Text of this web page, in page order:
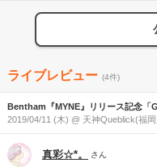
ライブレビュー (4件)
Bentham『MYNE』リリース記念「
2019/04/11 (木) @ 天神Queblick(福
真彩☆*。 さん